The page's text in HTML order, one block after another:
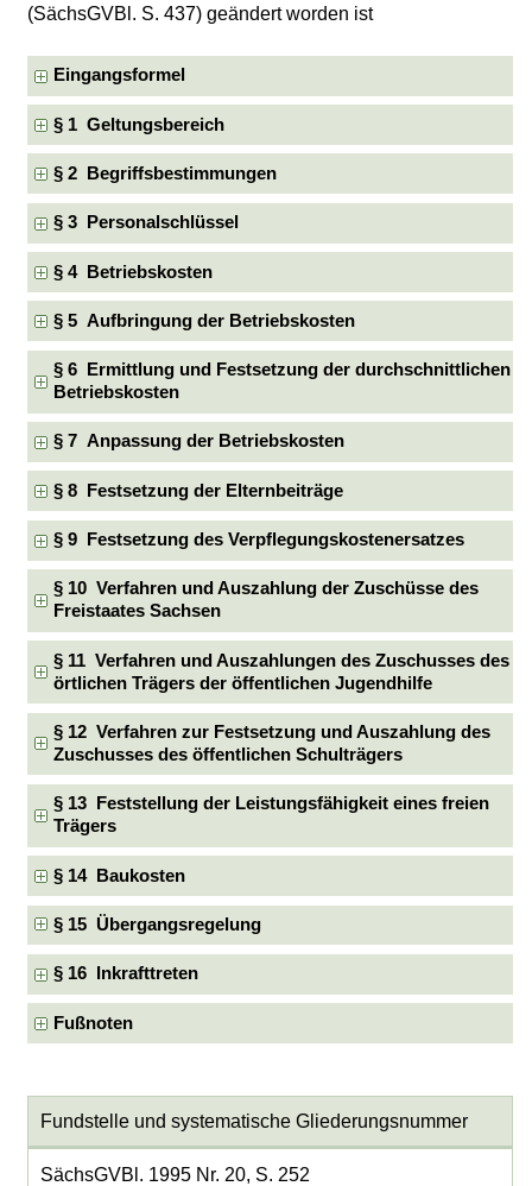
(SächsGVBl. S. 437) geändert worden ist
Eingangsformel
§ 1 Geltungsbereich
§ 2 Begriffsbestimmungen
§ 3 Personalschlüssel
§ 4 Betriebskosten
§ 5 Aufbringung der Betriebskosten
§ 6 Ermittlung und Festsetzung der durchschnittlichen
Betriebskosten
§ 7 Anpassung der Betriebskosten
§ 8 Festsetzung der Elternbeiträge
§ 9 Festsetzung des Verpflegungskostenersatzes
§ 10 Verfahren und Auszahlung der Zuschüsse des
Freistaates Sachsen
§ 11 Verfahren und Auszahlungen des Zuschusses des
örtlichen Trägers der öffentlichen Jugendhilfe
§ 12 Verfahren zur Festsetzung und Auszahlung des
Zuschusses des öffentlichen Schulträgers
§ 13 Feststellung der Leistungsfähigkeit eines freien
Trägers
§ 14 Baukosten
§ 15 Übergangsregelung
§ 16 Inkrafttreten
Fußnoten
Fundstelle und systematische Gliederungsnummer
SächsGVBl. 1995 Nr. 20, S. 252